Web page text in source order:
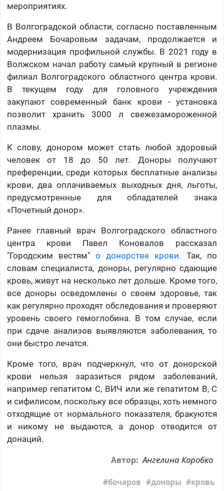
мероприятиях.
В Волгоградской области, согласно поставленным
Андреем Бочаровым задачам, продолжается и
модернизация профильной службы. В 2021 году в
Волжском начал работу самый крупный в регионе
филиал Волгоградского областного центра крови.
В текущем году для головного учреждения
закупают современный банк крови - установка
позволит хранить 3000 л свежезамороженной
плазмы.
К слову, донором может стать любой здоровый
человек от 18 до 50 лет. Доноры получают
преференции, среди которых бесплатные анализы
крови, два оплачиваемых выходных дня, льготы,
предусмотренные для обладателей знака
«Почетный донор».
Ранее главный врач Волгоградского областного
центра крови Павел Коновалов рассказал
"Городским вестям" о донорстве крови. Так, по
словам специалиста, доноры, регулярно сдающие
кровь, живут на несколько лет дольше. Кроме того,
все доноры осведомлены о своем здоровье, так
как регулярно проходят обследования и проверяют
уровень своего гемоглобина. В том случае, если
при сдаче анализов выявляются заболевания, то
они быстро лечатся.
Кроме того, врач подчеркнул, что от донорской
крови нельзя заразиться рядом заболеваний,
например гепатитом С, ВИЧ или же гепатитом В, С
и сифилисом, поскольку все образцы, хоть немного
отходящие от нормального показателя, бракуются
и никому не выдаются, а донор отводится от
донаций.
Автор: Ангелина Коробко
бочаров доноры кровь